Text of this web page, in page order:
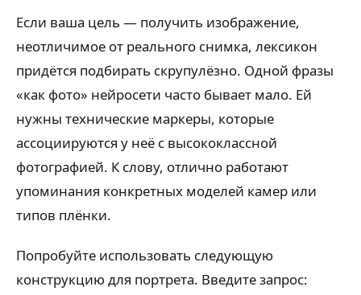
Если ваша цель — получить изображение,
неотличимое от реального снимка, лексикон
придётся подбирать скрупулёзно. Одной фразы
«как фото» нейросети часто бывает мало. Ей
нужны технические маркеры, которые
ассоциируются у неё с высококлассной
фотографией. К слову, отлично работают
упоминания конкретных моделей камер или
типов плёнки.
Попробуйте использовать следующую
конструкцию для портрета. Введите запрос: